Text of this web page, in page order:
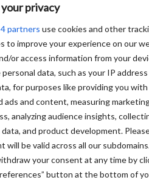
privacy
partners use cookies and other
to improve your experience on our
or access information from your
data, such as your IP address
for purposes like providing you with
ads and content, measuring
analyzing audience insights,
and product development.
will be valid across all our
your consent at any time by
button at the bottom of
voedsel laten zien,
aan de stijging in de totale
in supermarkten zijn in 2021
in 2021. Dit is een gevolg van
van 2 procent in de
en biodynamische